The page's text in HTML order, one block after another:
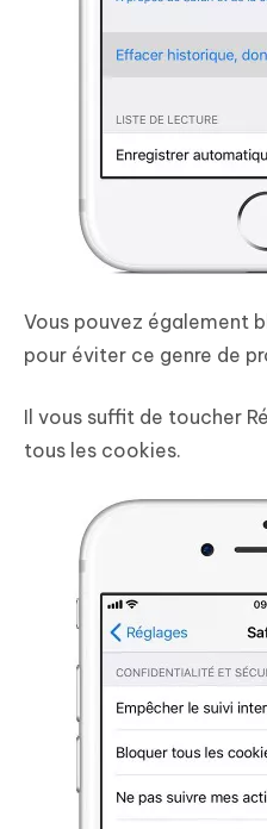
Vous pouvez également
pour éviter ce genre de
Il vous suffit de toucher
tous les cookies.